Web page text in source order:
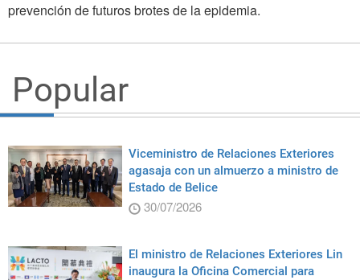
prevención de futuros brotes de la epidemia.
Popular
Viceministro de Relaciones Exteriores
agasaja con un almuerzo a ministro de
Estado de Belice
30/07/2026
El ministro de Relaciones Exteriores Lin
inaugura la Oficina Comercial para